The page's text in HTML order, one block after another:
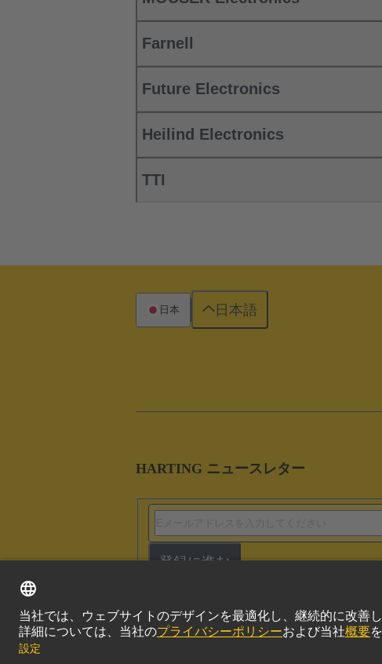
Farnell
Future Electronics
Heilind Electronics
TTI
HARTING ニュースレター
登録に進む
日本 日本語